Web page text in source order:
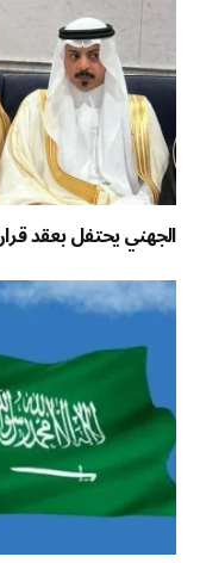
الجهني يحتفل بعقد